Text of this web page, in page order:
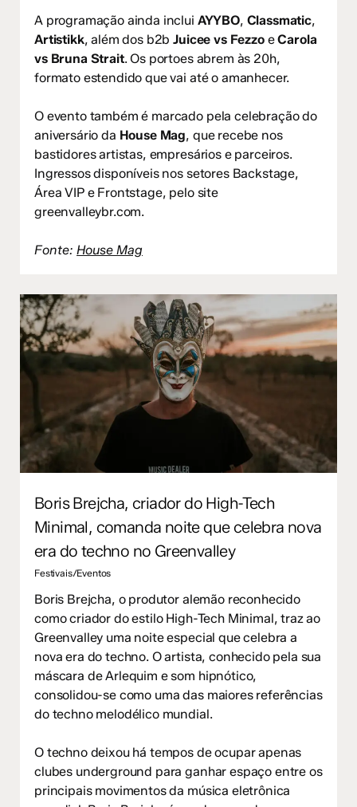
A programação ainda inclui AYYBO, Classmatic,
Artistikk, além dos b2bJuicee vs FezzoeCarola
vs Bruna Strait. Os portoes abrem às 20h,
formato estendido que vai até o amanhecer.
O evento também é marcado pela celebração do
aniversário da House Mag, que recebe nos
bastidores artistas, empresários e parceiros.
Ingressos disponíveis nos setores Backstage,
Área VIP e Frontstage, pelo site
greenvalleybr.com.
Fonte: House Mag
Boris Brejcha, criador do High-Tech
Minimal, comanda noite que celebra nova
era do techno no Greenvalley
Festivais/Eventos
Boris Brejcha, o produtor alemão reconhecido
como criador do estilo High-Tech Minimal, traz ao
Greenvalley uma noite especial que celebra a
nova era do techno. O artista, conhecido pela sua
máscara de Arlequim e som hipnótico,
consolidou-se como uma das maiores referências
do techno melodélico mundial.
O techno deixou há tempos de ocupar apenas
clubes underground para ganhar espaço entre os
principais movimentos da música eletrônica